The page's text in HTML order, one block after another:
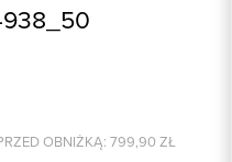
OBNIŻKĄ: 799,90 ZŁ